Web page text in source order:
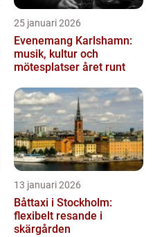
25 januari 2026
Evenemang Karlshamn:
musik, kultur och
mötesplatser året runt
13 januari 2026
Båttaxi i Stockholm:
flexibelt resande i
skärgården